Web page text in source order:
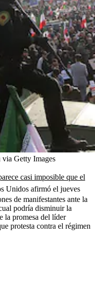
Getty Images
casi imposible que el
Unidos afirmó el jueves
de manifestantes ante la
podría disminuir la
la promesa del líder
protesta contra el régimen